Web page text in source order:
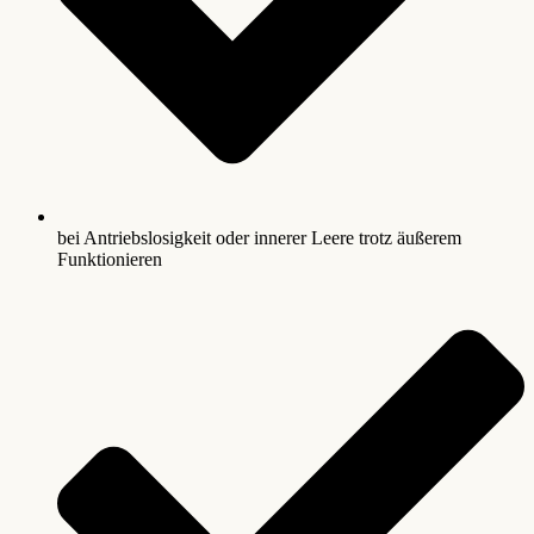
bei Antriebslosigkeit oder innerer Leere trotz äußerem
Funktionieren